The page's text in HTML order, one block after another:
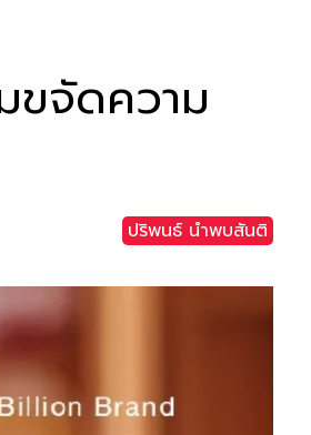
ขจัดความ
ปริพนธ์ นำพบสันติ